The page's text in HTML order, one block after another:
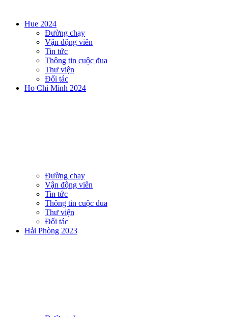
Hue 2024
Đường chạy
Vận động viên
Tin tức
Thông tin cuộc đua
Thư viện
Đối tác
Ho Chi Minh 2024
Đường chạy
Vận động viên
Tin tức
Thông tin cuộc đua
Thư viện
Đối tác
Hải Phòng 2023